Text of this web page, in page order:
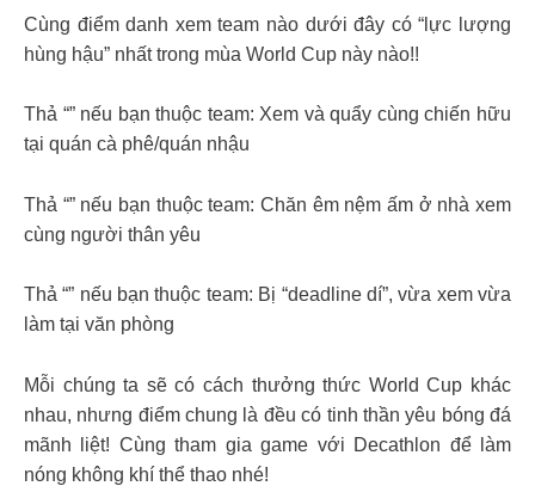
Cùng điểm danh xem team nào dưới đây có “lực lượng
hùng hậu” nhất trong mùa World Cup này nào!!
Thả “” nếu bạn thuộc team: Xem và quẩy cùng chiến hữu
tại quán cà phê/quán nhậu
Thả “” nếu bạn thuộc team: Chăn êm nệm ấm ở nhà xem
cùng người thân yêu
Thả “” nếu bạn thuộc team: Bị “deadline dí”, vừa xem vừa
làm tại văn phòng
Mỗi chúng ta sẽ có cách thưởng thức World Cup khác
nhau, nhưng điểm chung là đều có tinh thần yêu bóng đá
mãnh liệt! Cùng tham gia game với Decathlon để làm
nóng không khí thể thao nhé!